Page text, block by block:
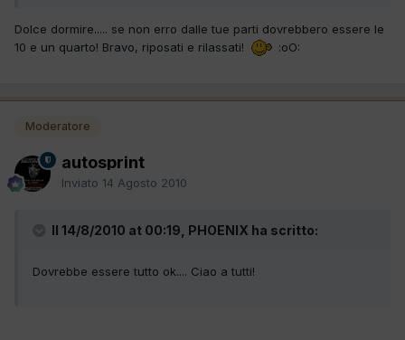
Dolce dormire..... se non erro dalle tue parti dovrebbero essere le
10 e un quarto! Bravo, riposati e rilassati!
:oO:
Moderatore
autosprint
Inviato 14 Agosto 2010
Il 14/8/2010 at 00:19, PHOENIX ha scritto:
Dovrebbe essere tutto ok.... Ciao a tutti!